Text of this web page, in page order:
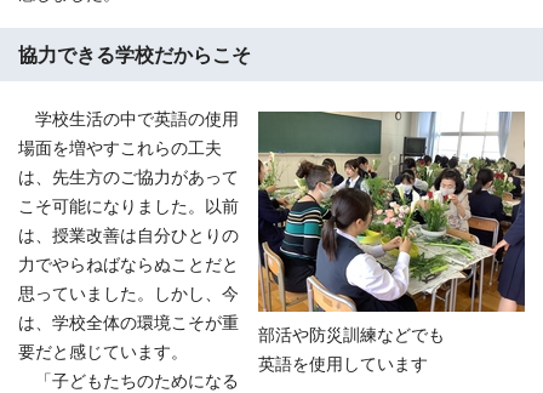
協力できる学校だからこそ
部活や防災訓練などでも
英語を使用しています
学校生活の中で英語の使用
場面を増やすこれらの工夫
は、先生方のご協力があって
こそ可能になりました。以前
は、授業改善は自分ひとりの
力でやらねばならぬことだと
思っていました。しかし、今
は、学校全体の環境こそが重
要だと感じています。
「子どもたちのためになる